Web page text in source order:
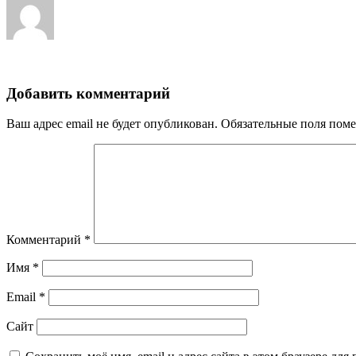
Добавить комментарий
Ваш адрес email не будет опубликован. Обязательные поля
Комментарий *
Имя *
Email *
Сайт